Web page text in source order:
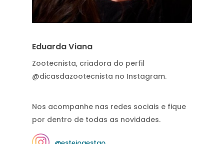
Eduarda Viana
Zootecnista, criadora do perfil
@dicasdazootecnista no Instagram.
Nos acompanhe nas redes sociais e fique
por dentro de todas as novidades.